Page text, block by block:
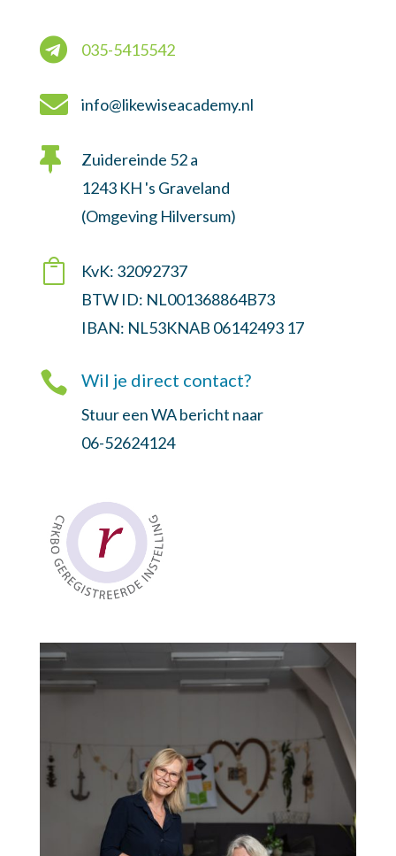
 035-5415542
 info@likewiseacademy.nl

Zuidereinde 52 a
1243 KH 's Graveland
(Omgeving Hilversum)

KvK: 32092737
BTW ID: NL001368864B73
IBAN: NL53KNAB 06142493 17
 Wil je direct contact?
Stuur een WA bericht naar
06-52624124